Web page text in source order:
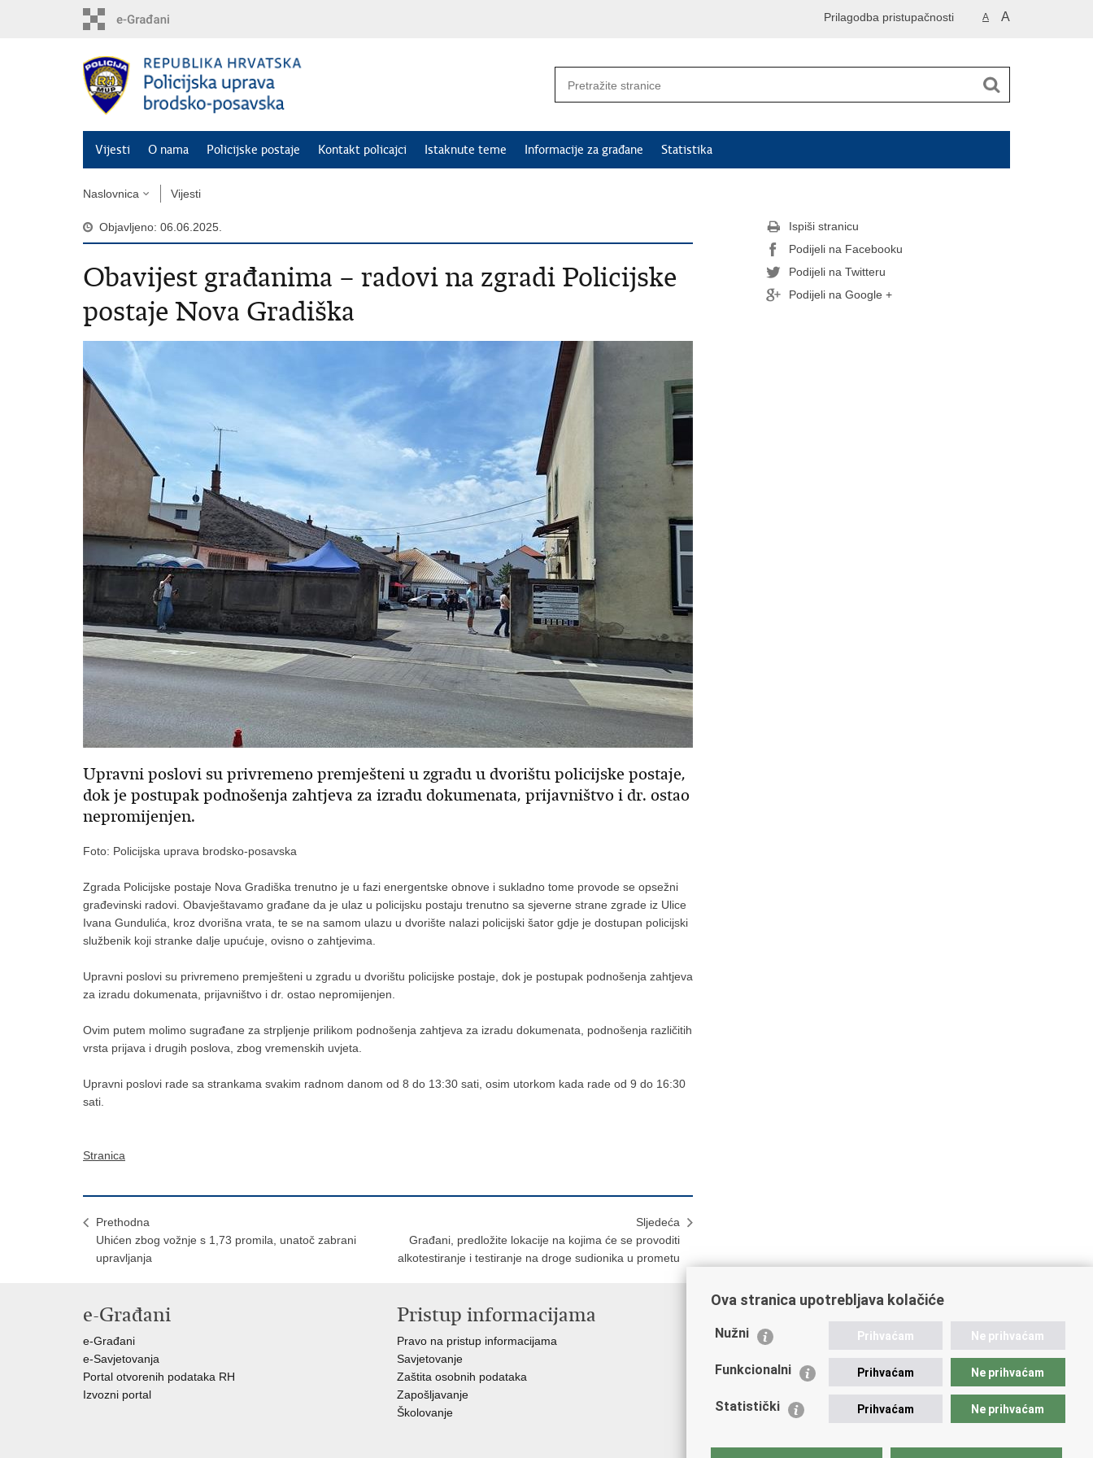
A A
Prilagodba pristupačnosti
Vijesti O nama Policijske postaje Kontakt policajci Istaknute teme Informacije za građane Statistika
Naslovnica Vijesti
Objavljeno: 06.06.2025.
Obavijest građanima – radovi na zgradi Policijske
postaje Nova Gradiška
Upravni poslovi su privremeno premješteni u zgradu u dvorištu policijske postaje,
dok je postupak podnošenja zahtjeva za izradu dokumenata, prijavništvo i dr. ostao
nepromijenjen.
Foto: Policijska uprava brodsko-posavska
Zgrada Policijske postaje Nova Gradiška trenutno je u fazi energentske obnove i sukladno tome provode se opsežni
građevinski radovi. Obavještavamo građane da je ulaz u policijsku postaju trenutno sa sjeverne strane zgrade iz Ulice
Ivana Gundulića, kroz dvorišna vrata, te se na samom ulazu u dvorište nalazi policijski šator gdje je dostupan policijski
službenik koji stranke dalje upućuje, ovisno o zahtjevima.
Upravni poslovi su privremeno premješteni u zgradu u dvorištu policijske postaje, dok je postupak podnošenja zahtjeva
za izradu dokumenata, prijavništvo i dr. ostao nepromijenjen.
Ovim putem molimo sugrađane za strpljenje prilikom podnošenja zahtjeva za izradu dokumenata, podnošenja različitih
vrsta prijava i drugih poslova, zbog vremenskih uvjeta.
Upravni poslovi rade sa strankama svakim radnom danom od 8 do 13:30 sati, osim utorkom kada rade od 9 do 16:30
sati.
Stranica
Prethodna
Uhićen zbog vožnje s 1,73 promila, unatoč zabrani
upravljanja
Sljedeća
Građani, predložite lokacije na kojima će se provoditi
alkotestiranje i testiranje na droge sudionika u prometu
Ispiši stranicu
Podijeli na Facebooku
Podijeli na Twitteru
Podijeli na Google +
e-Građani
e-Građani
e-Savjetovanja
Portal otvorenih podataka RH
Izvozni portal
Pristup informacijama
Pravo na pristup informacijama
Savjetovanje
Zaštita osobnih podataka
Zapošljavanje
Školovanje
Važne poveznice
Ministarstvo unutarnjih poslova
Udruge
Policijska akademija
Zaklada policijske solidarnosti
Ova stranica upotrebljava kolačiće
Nužni Prihvaćam Ne prihvaćam
Funkcionalni Prihvaćam Ne prihvaćam
Statistički Prihvaćam Ne prihvaćam